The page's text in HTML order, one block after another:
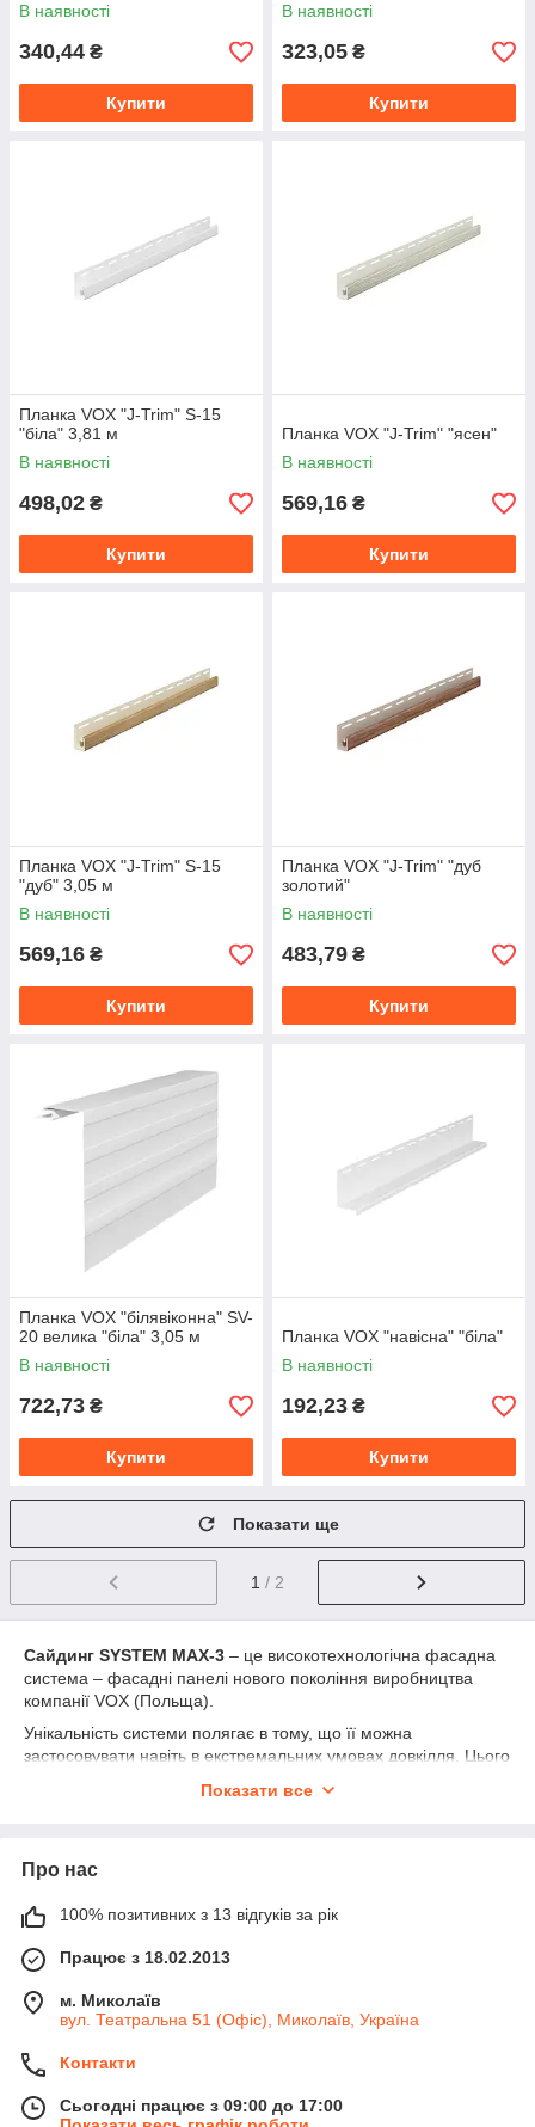
В наявності
340,44 ₴
Купити
В наявності
323,05 ₴
Купити
Планка VOX "J-Trim" S-15
"біла" 3,81 м
В наявності
498,02 ₴
Купити
Планка VOX "J-Trim" "ясен"
В наявності
569,16 ₴
Купити
Планка VOX "J-Trim" S-15
"дуб" 3,05 м
В наявності
569,16 ₴
Купити
Планка VOX "J-Trim" "дуб
золотий"
В наявності
483,79 ₴
Купити
Планка VOX "білявіконна" SV-
20 велика "біла" 3,05 м
В наявності
722,73 ₴
Купити
Планка VOX "навісна" "біла"
В наявності
192,23 ₴
Купити
Показати ще
1 / 2
Сайдинг SYSTEM МАХ-3 – це високотехнологічна фасадна
система – фасадні панелі нового покоління виробництва
компанії VOX (Польща).
Унікальність системи полягає в тому, що її можна
застосовувати навіть в екстремальних умовах довкілля. Цього
технології потрійної екструзії МАХ-3.
температур, що забезпечує стабільність форми та дає
можливість здійснювати монтаж, незалежно від температури
навколишнього середовища.
Третій – посилює стійкість матеріалу до атмосферних явищ.
Переваги сайдингу VOX MAX-3:
технологія MAX-3 - використання сучасного методу
підвищена стійкість до ударів
Показати все
Про нас
100% позитивних з 13 відгуків за рік
Працює з 18.02.2013
м. Миколаїв
вул. Театральна 51 (Офіс), Миколаїв, Україна
Контакти
Сьогодні працює з 09:00 до 17:00